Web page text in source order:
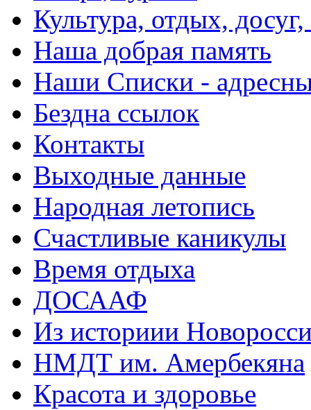
Культура, отдых,
Наша добрая память
Наши Списки -
Бездна ссылок
Контакты
Выходные данные
Народная летопись
Счастливые каникулы
Время отдыха
ДОСААФ
Из историии
НМДТ им. Амербекяна
Красота и здоровье